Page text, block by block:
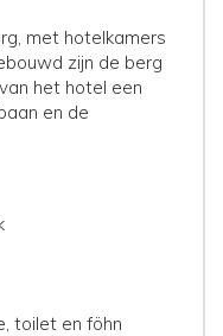
met hotelkamers
zijn de berg
het hotel een
en de
toilet en föhn